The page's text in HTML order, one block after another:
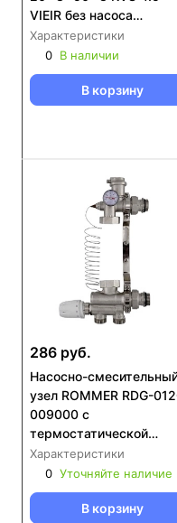
VIEIR без насоса
(VR200A)
Характеристики
0 В наличии
В корзину
286 руб.
Насосно-
узел ROMMER RDG-
009000 с
термостатической
головкой с выносным
датчиком , без насоса
Характеристики
0 Уточняйте наличие
В корзину